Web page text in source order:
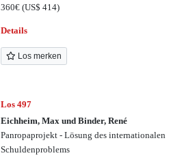
360€(US$ 414)
Details
Los merken
Los 497
Eichheim, Max und Binder, René
Panropaprojekt - Lösung des internationalen
Schuldenproblems